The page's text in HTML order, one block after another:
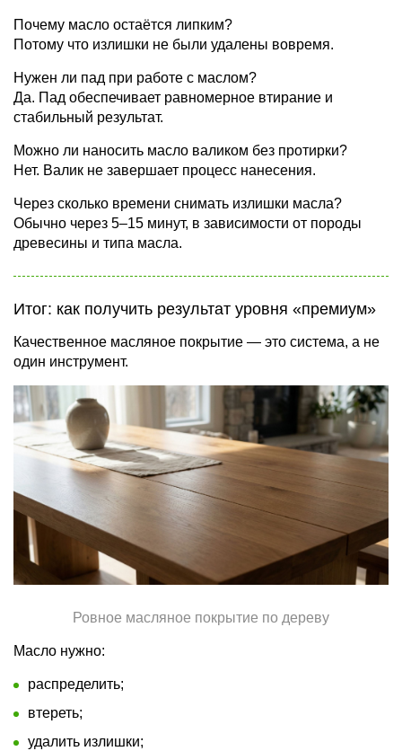
Почему масло остаётся липким?
Потому что излишки не были удалены вовремя.
Нужен ли пад при работе с маслом?
Да. Пад обеспечивает равномерное втирание и
стабильный результат.
Можно ли наносить масло валиком без протирки?
Нет. Валик не завершает процесс нанесения.
Через сколько времени снимать излишки масла?
Обычно через 5–15 минут, в зависимости от породы
древесины и типа масла.
Итог: как получить результат уровня «премиум»
Качественное масляное покрытие — это система, а не
один инструмент.
Ровное масляное покрытие по дереву
Масло нужно:
распределить;
втереть;
удалить излишки;